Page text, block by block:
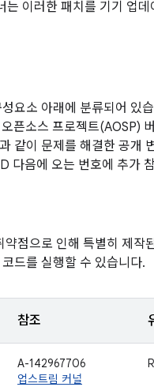
는 이러한 패치를 기기 업
요소 아래에 분류되어 있
픈소스 프로젝트(AOSP)
같이 문제를 해결한 공개
다음에 오는 번호에 추가
점으로 인해 특별히 제작
드를 실행할 수 있습니다.
참조
A-142967706
업스트림 커널